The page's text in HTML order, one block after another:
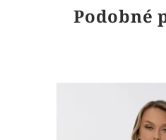
Podobné